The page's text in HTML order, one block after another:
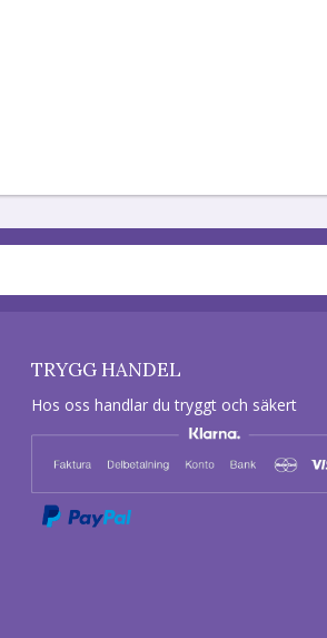
TRYGG HANDEL
Hos oss handlar du tryggt och säkert